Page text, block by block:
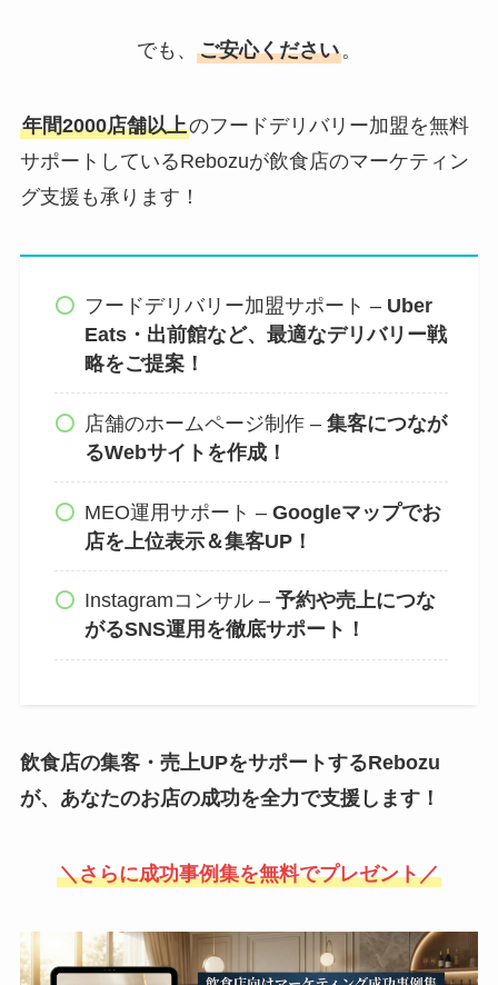
でも、 ご安心ください 。
年間2000店舗以上のフードデリバリー加盟を無料
サポートしているRebozuが飲食店のマーケティン
グ支援も承ります！
フードデリバリー加盟サポート – Uber
Eats・出前館など、最適なデリバリー戦
略をご提案！
店舗のホームページ制作 –集客につなが
るWebサイトを作成！
MEO運用サポート –Googleマップでお
店を上位表示＆集客UP！
Instagramコンサル –予約や売上につな
がるSNS運用を徹底サポート！
飲食店の集客・売上UPをサポートするRebozu
が、あなたのお店の成功を全力で支援します！
＼さらに成功事例集を無料でプレゼント／